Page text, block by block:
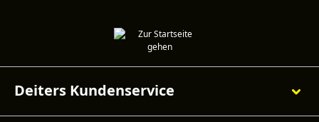
Deiters Kundenservice